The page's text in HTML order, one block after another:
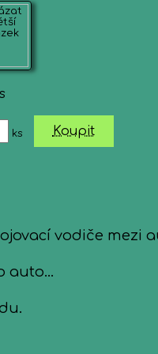
ks Koupit
vodiče mezi
auto...